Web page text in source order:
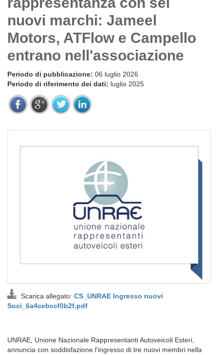
nuovi marchi: Jameel
Motors, ATFlow e Campello
entrano nell'associazione
Periodo di pubblicazione: 06 luglio 2026
Periodo di riferimento dei dati: luglio 2025
Scarica allegato: CS_UNRAE Ingresso nuovi
Soci_6a4cebccf0b2f.pdf
UNRAE, Unione Nazionale Rappresentanti Autoveicoli Esteri,
annuncia con soddisfazione l'ingresso di tre nuovi membri nella